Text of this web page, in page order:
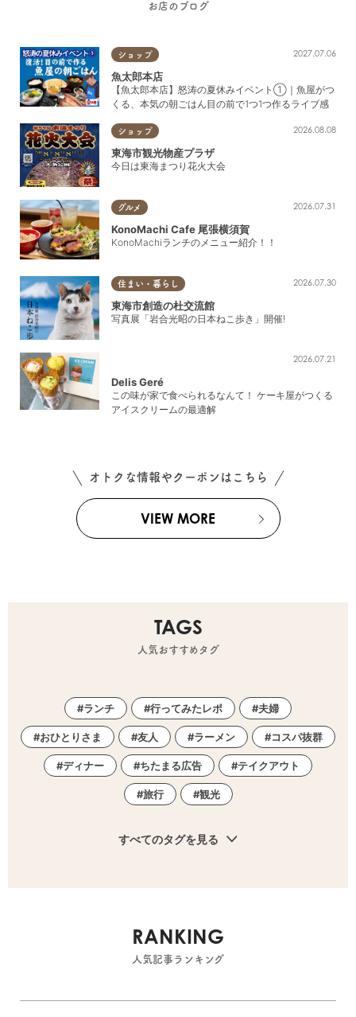
お店のブログ
ショップ 2027.07.06
魚太郎本店
【魚太郎本店】怒涛の夏休みイベント①｜魚屋がつ
くる、本気の朝ごはん目の前で1つ1つ作るライブ感
ショップ 2026.08.08
東海市観光物産プラザ
今日は東海まつり花火大会
グルメ 2026.07.31
KonoMachi Cafe 尾張横須賀
KonoMachiランチのメニュー紹介！！
住まい・暮らし 2026.07.30
東海市創造の杜交流館
写真展「岩合光昭の日本ねこ歩き」開催!
2026.07.21
Delis Geré
この味が家で食べられるなんて！ ケーキ屋がつくる
アイスクリームの最適解
オトクな情報やクーポンはこちら
VIEW MORE
TAGS
人気おすすめタグ
ランチ 行ってみたレポ 夫婦
おひとりさま 友人 ラーメン コスパ抜群
ディナー ちたまる広告 テイクアウト
旅行 観光
すべてのタグを見る
RANKING
人気記事ランキング